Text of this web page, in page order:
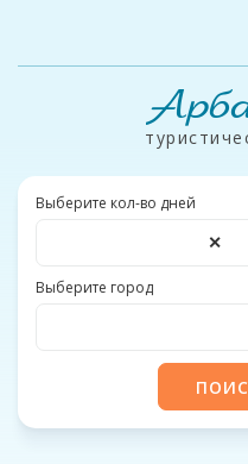
Выберите кол-во дней
✕
Выберите город